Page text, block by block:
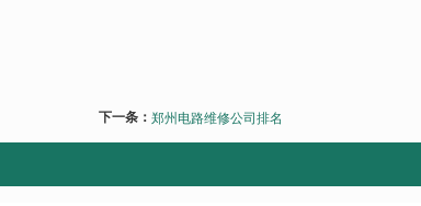
下一条： 郑州电路维修公司排名